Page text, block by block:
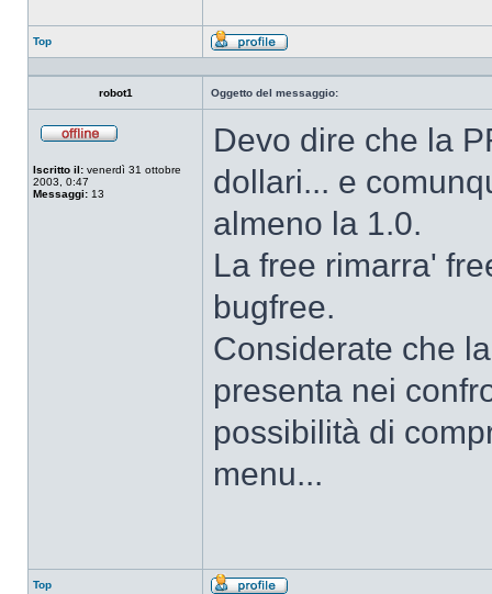
Top
Profilo
robot1 Oggetto del messaggio:
Iscritto il: venerdì 31 ottobre
2003, 0:47
Messaggi: 13
Devo dire che la
dollari... e
almeno la 1.0.
La free rimarra'
bugfree.
Considerate che
presenta nei
possibilità di
menu...
Top